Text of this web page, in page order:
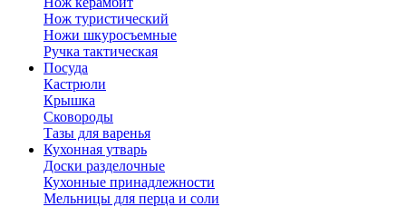
Нож туристический
Ножи шкуросъемные
Ручка тактическая
Посуда
Кастрюли
Крышка
Сковороды
Тазы для варенья
Кухонная утварь
Доски разделочные
Кухонные принадлежности
Мельницы для перца и соли